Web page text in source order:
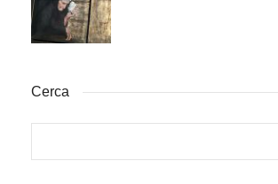
Cerca